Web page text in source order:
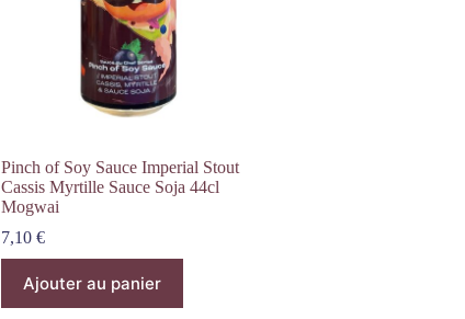
Pinch of Soy Sauce Imperial Stout
Cassis Myrtille Sauce Soja 44cl
Mogwai
7,10 €
Ajouter au panier